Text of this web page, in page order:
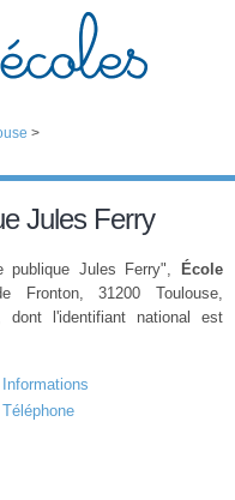
>
Jules Ferry
publique Jules Ferry",
École
Fronton, 31200 Toulouse,
dont l'identifiant national est
Informations
Téléphone